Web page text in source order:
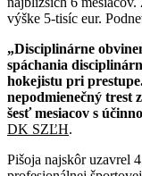
výške 5-tisíc eur.
„Disciplinárne
spáchania
hokejistu pri
nepodmienečný trest
šesť mesiacov s
DK SZĽH.
Pišoja najskôr uzavrel